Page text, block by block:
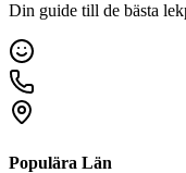
Din guide till de bästa
Populära Län